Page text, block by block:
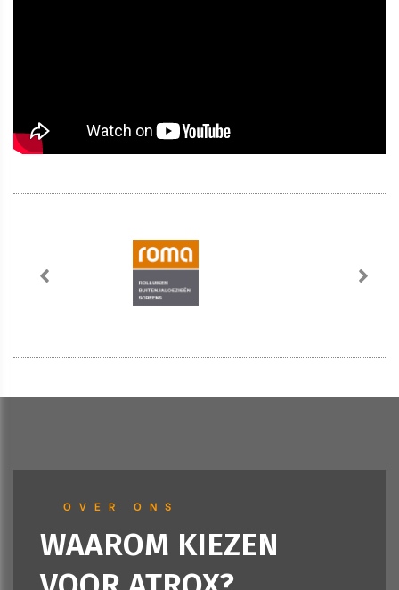
OVER ONS
WAAROM KIEZEN